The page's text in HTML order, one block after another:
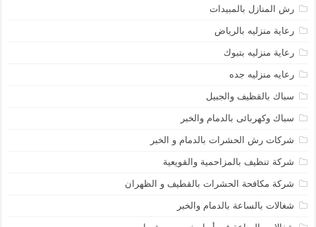
رش المنازل بالمبيدات
رعاية منزليه بالرياض
رعاية منزليه بتبوك
رعايه منزليه جده
سباك بالقظيف والجبيل
سباك وكهربائى بالدمام والخبر
شركات رش الحشرات بالدمام و الخبر
شركة تنظيف بالمزاحمية والقويعية
شركة مكافحة الحشرات بالقطيف و الظهران
شغالات بالساعة بالدمام والخبر